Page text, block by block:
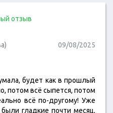
отзыв
09/08/2025
будет как в прошлый
потом всё сыпется, потом
всё по-другому! Уже
гладкие почти месяц,